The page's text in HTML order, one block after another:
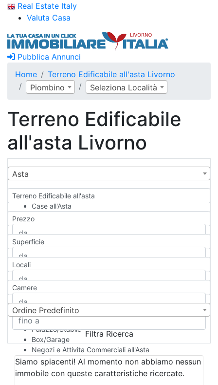
Real Estate Italy
Valuta Casa
Pubblica Annunci
Home
Terreno Edificabile all'asta Livorno
Piombino
Seleziona Località
Terreno Edificabile
all'asta Livorno
Asta
Terreno Edificabile all'asta
Case all'Asta
Qualsiasi
Appartamento
Casa indipendente
Casa Semi-indipendente
Attico/Mansarda
Rustico/Casale
Camera d'Albergo
Multiproprietà
Palazzo/Stabile
Box/Garage
Negozi e Attivita Commerciali all'Asta
Qualsiasi
Attività/Licenza Commerciale
Azienda Agricola
Prezzo
Superficie
Locali
Camere
Ordine Predefinito
Filtra Ricerca
Siamo spiacenti! Al momento non abbiamo nessun
immobile con queste caratteristiche ricercate.